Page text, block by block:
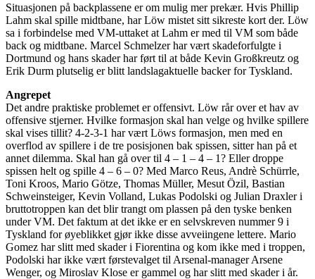
Situasjonen på backplassene er om mulig mer prekær. Hvis Phillip
Lahm skal spille midtbane, har Löw mistet sitt sikreste kort der. Löw
sa i forbindelse med VM-uttaket at Lahm er med til VM som både
back og midtbane. Marcel Schmelzer har vært skadeforfulgte i
Dortmund og hans skader har ført til at både Kevin Großkreutz og
Erik Durm plutselig er blitt landslagaktuelle backer for Tyskland.
Angrepet
Det andre praktiske problemet er offensivt. Löw rår over et hav av
offensive stjerner. Hvilke formasjon skal han velge og hvilke spillere
skal vises tillit? 4-2-3-1 har vært Löws formasjon, men med en
overflod av spillere i de tre posisjonen bak spissen, sitter han på et
annet dilemma. Skal han gå over til 4 – 1 – 4 – 1? Eller droppe
spissen helt og spille 4 – 6 – 0? Med Marco Reus, Andrè Schürrle,
Toni Kroos, Mario Götze, Thomas Müller, Mesut Özil, Bastian
Schweinsteiger, Kevin Volland, Lukas Podolski og Julian Draxler i
bruttotroppen kan det blir trangt om plassen på den tyske benken
under VM. Det faktum at det ikke er en selvskreven nummer 9 i
Tyskland for øyeblikket gjør ikke disse avveiingene lettere. Mario
Gomez har slitt med skader i Fiorentina og kom ikke med i troppen,
Podolski har ikke vært førstevalget til Arsenal-manager Arsene
Wenger, og Miroslav Klose er gammel og har slitt med skader i år.